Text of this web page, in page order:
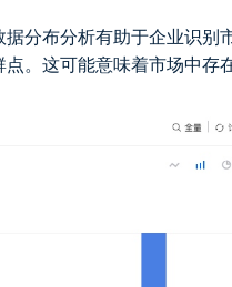
分布分析有助于企业识别
。这可能意味着市场中存